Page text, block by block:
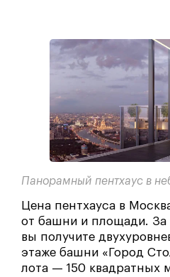
Панорамный пентхаус в
Цена пентхауса в
от башни и площади. За
вы получите
этаже башни «Город
лота — 150 квадратных